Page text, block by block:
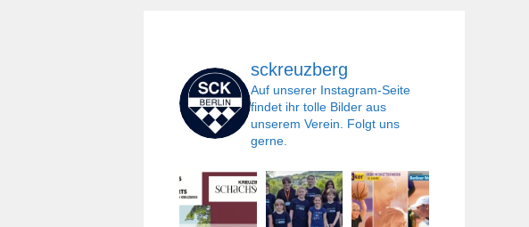
sckreuzberg
Auf unserer Instagram-Seite
findet ihr tolle Bilder aus
unserem Verein. Folgt uns
gerne.